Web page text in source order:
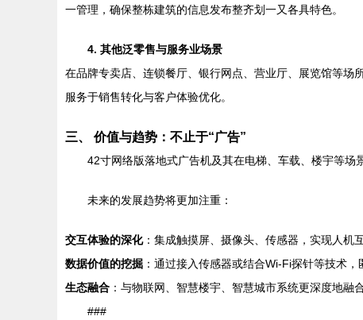
一管理，确保整栋建筑的信息发布整齐划一又各具特色。
4. 其他泛零售与服务业场景
在品牌专卖店、连锁餐厅、银行网点、营业厅、展览馆等
服务于销售转化与客户体验优化。
三、 价值与趋势：不止于“广告”
42寸网络版落地式广告机及其在电梯、车载、楼宇等
未来的发展趋势将更加注重：
交互体验的深化：集成触摸屏、摄像头、传感器，实现人机
数据价值的挖掘 ：通过接入传感器或结合Wi-Fi探针等技术
生态融合 ：与物联网、智慧楼宇、智慧城市系统更深度地融
###